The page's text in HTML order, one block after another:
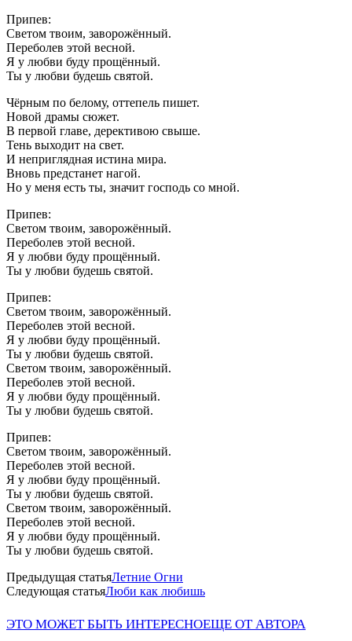
Припев:
Светом твоим, заворожённый.
Переболев этой весной.
Я у любви буду прощённый.
Ты у любви будешь святой.
Чёрным по белому, оттепель пишет.
Новой драмы сюжет.
В первой главе, дерективою свыше.
Тень выходит на свет.
И неприглядная истина мира.
Вновь предстанет нагой.
Но у меня есть ты, значит господь со мной.
Припев:
Светом твоим, заворожённый.
Переболев этой весной.
Я у любви буду прощённый.
Ты у любви будешь святой.
Припев:
Светом твоим, заворожённый.
Переболев этой весной.
Я у любви буду прощённый.
Ты у любви будешь святой.
Светом твоим, заворожённый.
Переболев этой весной.
Я у любви буду прощённый.
Ты у любви будешь святой.
Припев:
Светом твоим, заворожённый.
Переболев этой весной.
Я у любви буду прощённый.
Ты у любви будешь святой.
Светом твоим, заворожённый.
Переболев этой весной.
Я у любви буду прощённый.
Ты у любви будешь святой.
Предыдущая статьяЛетние Огни
Следующая статьяЛюби как любишь
ЭТО МОЖЕТ БЫТЬ ИНТЕРЕСНОЕЩЕ ОТ АВТОРА